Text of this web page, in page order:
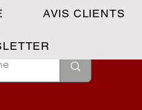
AVIS CLIENTS